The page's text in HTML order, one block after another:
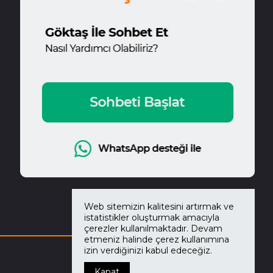
Web sitemizin kalitesini artırmak ve
istatistikler oluşturmak amacıyla
çerezler kullanılmaktadır. Devam
etmeniz halinde çerez kullanımına
izin verdiğinizi kabul edeceğiz.